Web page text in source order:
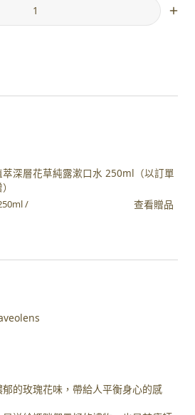
深層花草純露漱口水 250ml（以訂單
/
查看贈品
的玫瑰花味，帶給人平衡身心的感